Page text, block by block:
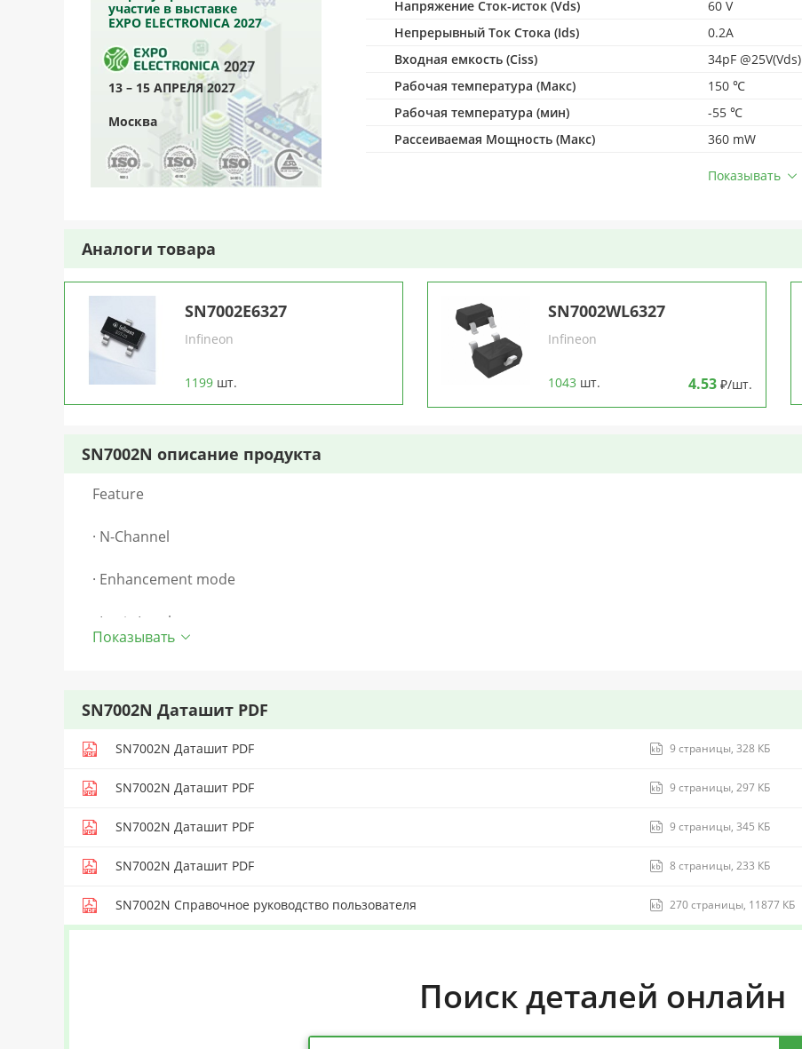
участие в выставке
EXPO ELECTRONICA 2027
13 – 15 АПРЕЛЯ 2027
Москва
Напряжение Сток-исток (Vds)
60 V
Непрерывный Ток Стока (Ids)
0.2A
Входная емкость (Ciss)
34pF @25V(Vds)
Рабочая температура (Макс)
150 ℃
Рабочая температура (мин)
-55 ℃
Рассеиваемая Мощность (Макс)
360 mW
Показывать
Аналоги товара
SN7002E6327
Infineon
1199 шт.
SN7002WL6327
Infineon
1043 шт. 4.53 ₽/шт.
SN7002N описание продукта
Feature
· N-Channel
· Enhancement mode
· Logic Level
· Pb-free lead plating; RoHS compliant
Показывать
SN7002N Даташит PDF
SN7002N Даташит PDF 9 страницы, 328 КБ
SN7002N Даташит PDF 9 страницы, 297 КБ
SN7002N Даташит PDF 9 страницы, 345 КБ
SN7002N Даташит PDF 8 страницы, 233 КБ
SN7002N Справочное руководство пользователя 270 страницы, 11877 КБ
Поиск деталей онлайн